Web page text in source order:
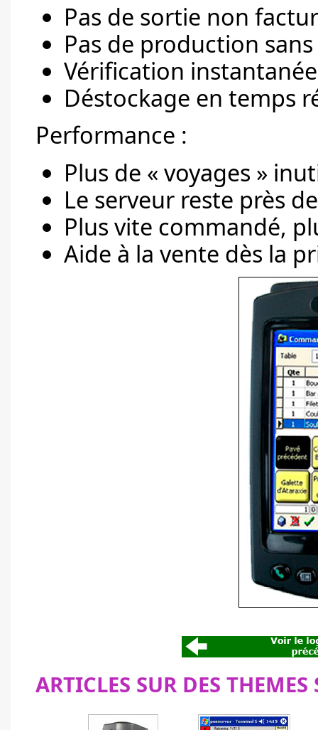
Pas de sortie non
Pas de production
Vérification
Déstockage en temps
Performance :
Plus de « voyages »
Le serveur reste près
Plus vite commandé,
Aide à la vente dès la
ARTICLES SUR DES